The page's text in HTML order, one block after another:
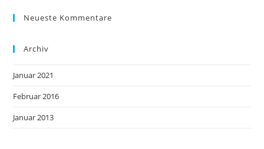
Neueste Kommentare
Archiv
Januar 2021
Februar 2016
Januar 2013